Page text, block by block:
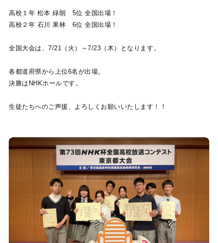
高校１年 松本 緑朗 5位 全国出場！
高校２年 石川 果林 6位 全国出場！
全国大会は、7/21（火）～7/23（木）となります。
各都道府県から上位6名が出場。
決勝はNHKホールです。
生徒たちへのご声援、よろしくお願いいたします！！